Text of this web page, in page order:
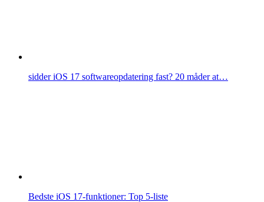
sidder iOS 17 softwareopdatering fast? 20 måder at…
Bedste iOS 17-funktioner: Top 5-liste